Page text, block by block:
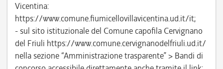
Vicentina:
https://www.comune.fiumicellovillavicentina.ud.it/it;
- sul sito istituzionale del Comune capofila Cervignano
del Friuli https://www.comune.cervignanodelfriuli.ud.it/
nella sezione “Amministrazione trasparente” > Bandi di